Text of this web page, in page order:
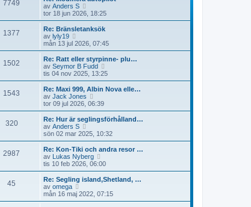
7749
av Anders S
å
t
i
l
d
e
t
s
e
a
s
t
e
i
l
ä
g
g
e
t
tor 18 jun 2026, 18:25
1377
Re: Bränsletanksök
av lyly19
å
t
i
l
l
e
t
s
e
a
s
t
e
i
n
l
ä
g
e
t
mån 13 jul 2026, 07:45
1502
Re: Ratt eller styrpinne- plu…
av Seymor B Fudd
å
t
i
e
t
s
e
a
e
i
l
ä
tis 04 nov 2025, 13:25
1543
Re: Maxi 999, Albin Nova elle…
av Jack Jones
å
t
i
t
s
e
a
t
e
tor 09 jul 2026, 06:39
320
Re: Hur är seglingsförhålland…
av Anders S
å
t
i
l
e
t
s
e
sön 02 mar 2025, 10:32
2987
Re: Kon-Tiki och andra resor …
av Lukas Nyberg
å
t
i
l
l
tis 10 feb 2026, 06:00
45
Re: Segling island,Shetland, …
av omega
å
t
mån 16 maj 2022, 07:15